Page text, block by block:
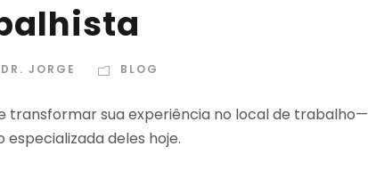
JORGE BLOG
transformar sua experiência no local de trabalho—
deles hoje.